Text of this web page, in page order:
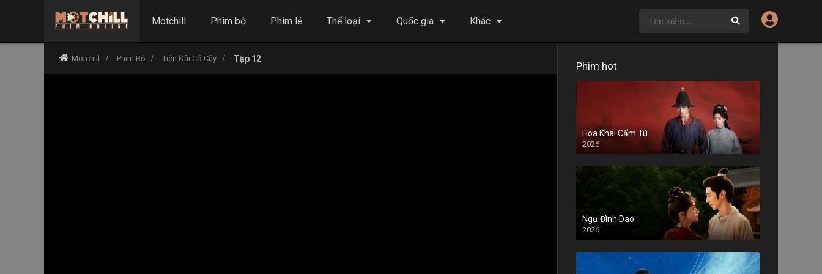
Motchill Phim bộ Phim lẻ Thể loại Quốc gia Khác
Motchill Phim Bộ Tiên Đài Có Cây Tập 12
Phim hot
Hoa Khai Cẩm Tú
2026
Ngự Đình Dao
2026